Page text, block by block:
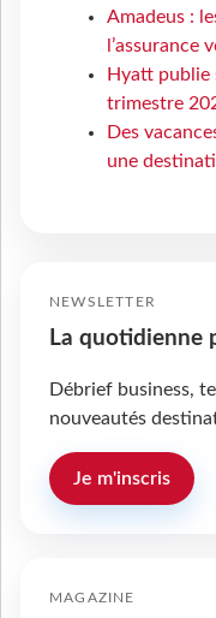
Amadeus :
l’assurance
Hyatt publie
trimestre
Des
une
NEWSLETTER
La quotidienne
Débrief business,
nouveautés
Je m'inscris
MAGAZINE